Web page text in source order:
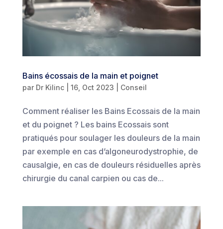
Bains écossais de la main et poignet
par Dr Kilinc| 16, Oct 2023 Conseil
Comment réaliser les Bains Ecossais de la main
et du poignet ? Les bains Ecossais sont
pratiqués pour soulager les douleurs de la main
par exemple en cas d’algoneurodystrophie, de
causalgie, en cas de douleurs résiduelles après
chirurgie du canal carpien ou cas de...